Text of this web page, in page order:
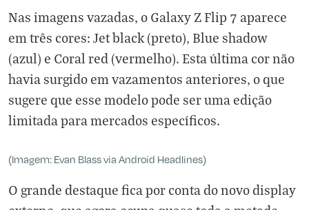
Nas imagens vazadas, o Galaxy Z Flip 7 aparece
em três cores: Jet black (preto), Blue shadow
(azul) e Coral red (vermelho). Esta última cor não
havia surgido em vazamentos anteriores, o que
sugere que esse modelo pode ser uma edição
limitada para mercados específicos.
(Imagem: Evan Blass via Android Headlines)
O grande destaque fica por conta do novo display